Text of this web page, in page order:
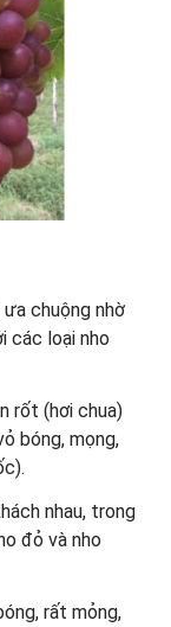
chuộng nhờ
các loại nho
rốt (hơi chua)
bóng, mọng,
nhau, trong
đỏ và nho
rất mỏng,